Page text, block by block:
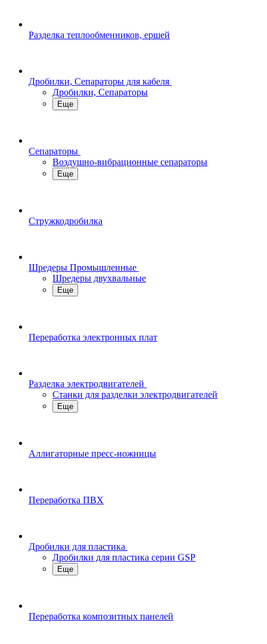
Разделка теплообменников, ершей
Дробилки, Сепараторы для кабеля
Дробилки, Сепараторы
Еще
Сепараторы
Воздушно-вибрационные сепараторы
Еще
Стружкодробилка
Шредеры Промышленные
Шредеры двухвальные
Еще
Переработка электронных плат
Разделка электродвигателей
Станки для разделки электродвигателей
Еще
Аллигаторные пресс-ножницы
Переработка ПВХ
Дробилки для пластика
Дробилки для пластика серии GSP
Еще
Переработка композитных панелей